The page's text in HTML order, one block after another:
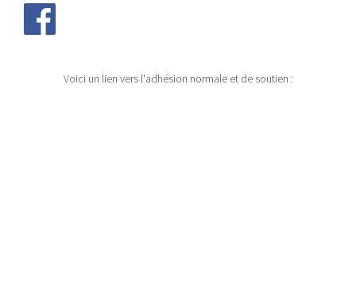
Voici un lien vers l'adhésion normale et de soutien :